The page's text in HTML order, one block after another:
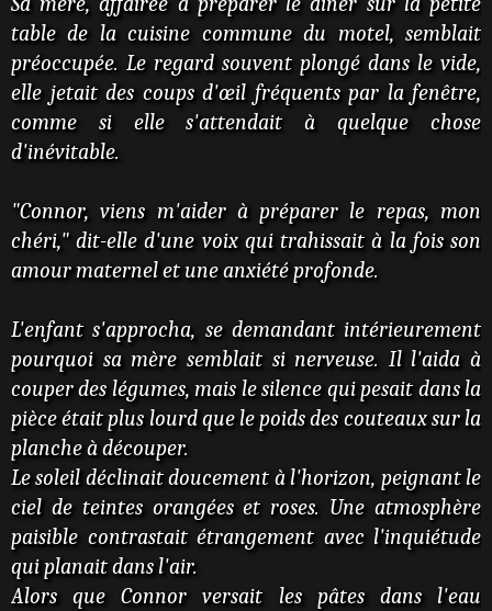
table de la cuisine commune du motel, semblait
préoccupée. Le regard souvent plongé dans le vide,
elle jetait des coups d'œil fréquents par la fenêtre,
comme si elle s'attendait à quelque chose
d'inévitable.
"Connor, viens m'aider à préparer le repas, mon
chéri," dit-elle d'une voix qui trahissait à la fois son
amour maternel et une anxiété profonde.
L'enfant s'approcha, se demandant intérieurement
pourquoi sa mère semblait si nerveuse. Il l'aida à
couper des légumes, mais le silence qui pesait dans la
pièce était plus lourd que le poids des couteaux sur la
planche à découper.
Le soleil déclinait doucement à l'horizon, peignant le
ciel de teintes orangées et roses. Une atmosphère
paisible contrastait étrangement avec l'inquiétude
qui planait dans l'air.
Alors que Connor versait les pâtes dans l'eau